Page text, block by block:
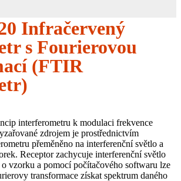
Infračervený
s Fourierovou
(FTIR
interferometru k modulaci frekvence
zdrojem je prostřednictvím
přeměněno na interferenční světlo a
Receptor zachycuje interferenční světlo
vzorku a pomocí počítačového softwaru lze
transformace získat spektrum daného